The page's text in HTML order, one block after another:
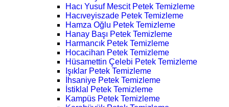
Hacı Yusuf Mescit Petek Temizleme
Hacıveyiszade Petek Temizleme
Hamza Oğlu Petek Temizleme
Hanay Başı Petek Temizleme
Harmancık Petek Temizleme
Hocacihan Petek Temizleme
Hüsamettin Çelebi Petek Temizleme
Işıklar Petek Temizleme
İhsaniye Petek Temizleme
İstiklal Petek Temizleme
Kampüs Petek Temizleme